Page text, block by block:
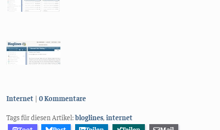
Kategorien:
Internet 0 Kommentare
Tags für diesen Artikel:bloglines,internet